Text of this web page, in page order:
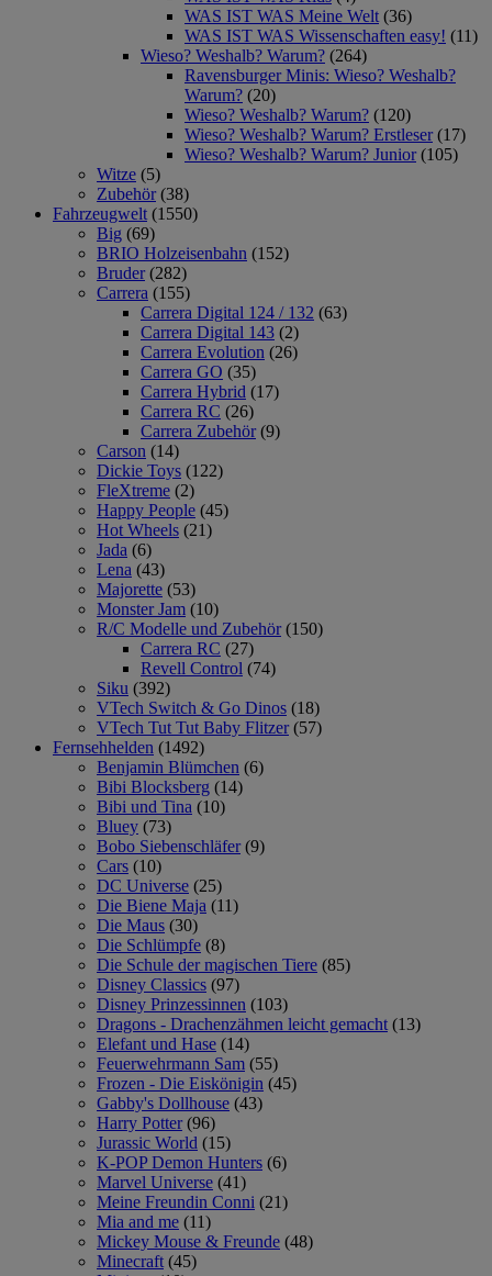
WAS IST WAS Meine Welt (36)
WAS IST WAS Wissenschaften easy! (11)
Wieso? Weshalb? Warum? (264)
Ravensburger Minis: Wieso? Weshalb?
Warum? (20)
Wieso? Weshalb? Warum? (120)
Wieso? Weshalb? Warum? Erstleser (17)
Wieso? Weshalb? Warum? Junior (105)
Witze (5)
Zubehör (38)
Fahrzeugwelt (1550)
Big (69)
BRIO Holzeisenbahn (152)
Bruder (282)
Carrera (155)
Carrera Digital 124 / 132 (63)
Carrera Digital 143 (2)
Carrera Evolution (26)
Carrera GO (35)
Carrera Hybrid (17)
Carrera RC (26)
Carrera Zubehör (9)
Carson (14)
Dickie Toys (122)
FleXtreme (2)
Happy People (45)
Hot Wheels (21)
Jada (6)
Lena (43)
Majorette (53)
Monster Jam (10)
R/C Modelle und Zubehör (150)
Carrera RC (27)
Revell Control (74)
Siku (392)
VTech Switch & Go Dinos (18)
VTech Tut Tut Baby Flitzer (57)
Fernsehhelden (1492)
Benjamin Blümchen (6)
Bibi Blocksberg (14)
Bibi und Tina (10)
Bluey (73)
Bobo Siebenschläfer (9)
Cars (10)
DC Universe (25)
Die Biene Maja (11)
Die Maus (30)
Die Schlümpfe (8)
Die Schule der magischen Tiere (85)
Disney Classics (97)
Disney Prinzessinnen (103)
Dragons - Drachenzähmen leicht gemacht (13)
Elefant und Hase (14)
Feuerwehrmann Sam (55)
Frozen - Die Eiskönigin (45)
Gabby's Dollhouse (43)
Harry Potter (96)
Jurassic World (15)
K-POP Demon Hunters (6)
Marvel Universe (41)
Meine Freundin Conni (21)
Mia and me (11)
Mickey Mouse & Freunde (48)
Minecraft (45)